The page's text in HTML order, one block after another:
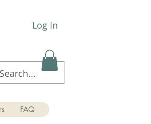
Log In
FAQ